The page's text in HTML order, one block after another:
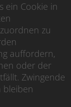
ein Cookie in
zu
auffordern,
oder der
Zwingende
bleiben